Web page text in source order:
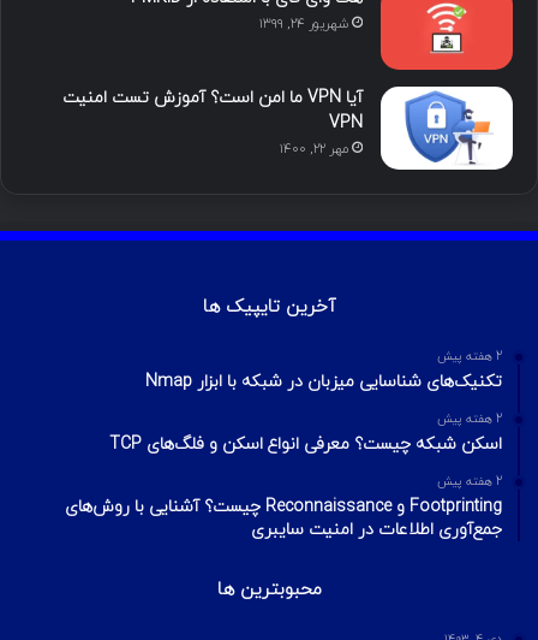
شهریور ۲۴, ۱۳۹۹
آیا VPN ما امن است؟ آموزش تست امنیت
VPN
مهر ۲۲, ۱۴۰۰
آخرین تایپیک ها
2 هفته پیش
تکنیک‌های شناسایی میزبان در شبکه با ابزار Nmap
2 هفته پیش
اسکن شبکه چیست؟ معرفی انواع اسکن و فلگ‌های TCP
2 هفته پیش
Footprinting و Reconnaissance چیست؟ آشنایی با روش‌های
جمع‌آوری اطلاعات در امنیت سایبری
محبوبترین ها